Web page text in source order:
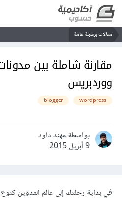
مقالات برمجة عامة
ووردبريس
wordpress
blogger
بواسطة مهند داود
9 أبريل 2015
في بداية رحلتك إلى عالم التدوين